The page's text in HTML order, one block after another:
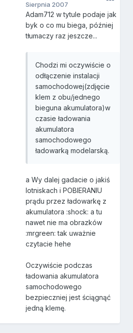
Sierpnia 2007
Adam712 w tytule podaje jak
byk o co mu biega, później
tłumaczy raz jeszcze...
Chodzi mi oczywiście o
odłączenie instalacji
samochodowej(zdjęcie
klem z obu/jednego
bieguna akumulatora)w
czasie ładowania
akumulatora
samochodowego
ładowarką modelarską.
a Wy dalej gadacie o jakiś
lotniskach i POBIERANIU
prądu przez ładowarkę z
akumulatora :shock: a tu
nawet nie ma obrazków
:mrgreen: tak uważnie
czytacie hehe
Oczywiście podczas
ładowania akumulatora
samochodowego
bezpieczniej jest ściągnąć
jedną klemę.